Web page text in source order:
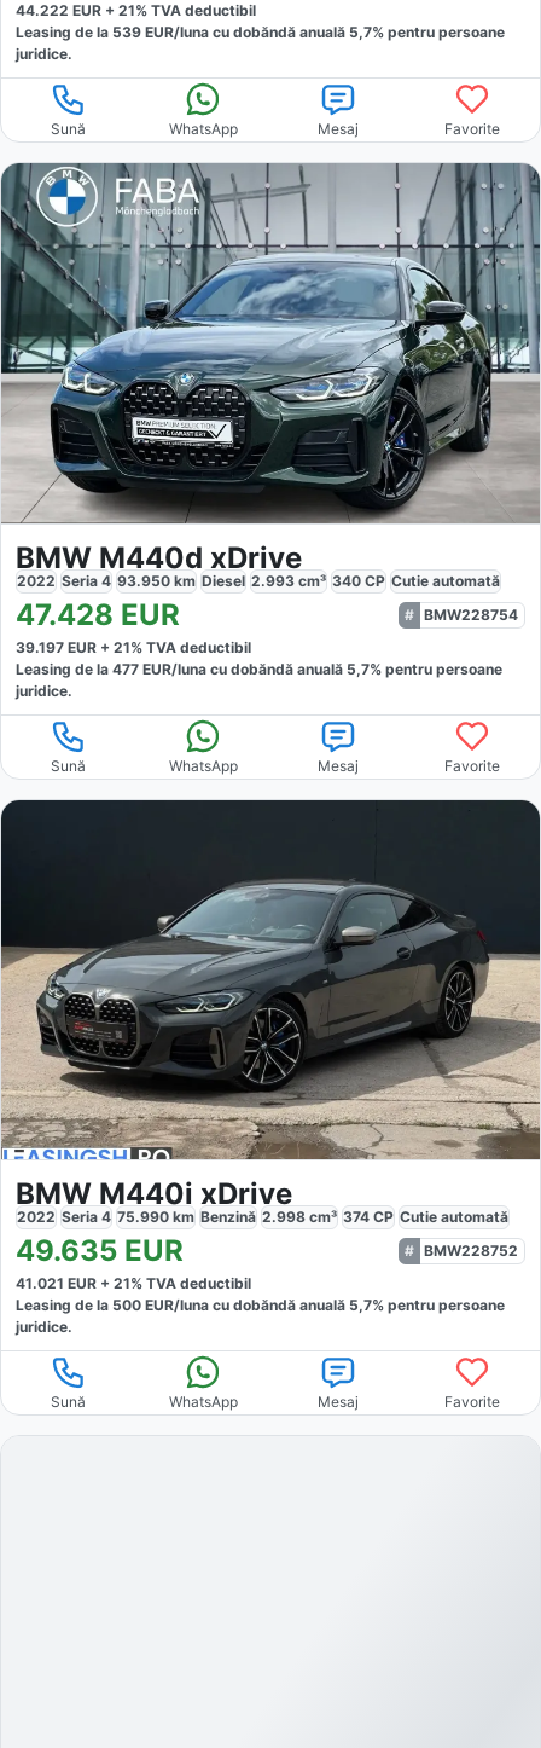
44.222 EUR + 21% TVA deductibil
Leasing de la 539 EUR/luna cu dobăndă anuală 5,7% pentru persoane
juridice.
Sună WhatsApp Mesaj Favorite
BMW M440d xDrive
2022 Seria 4 93.950 km Diesel 2.993 cm³ 340 CP Cutie automată
47.428 EUR
BMW228754
39.197 EUR + 21% TVA deductibil
Leasing de la 477 EUR/luna cu dobăndă anuală 5,7% pentru persoane
juridice.
Sună WhatsApp Mesaj Favorite
BMW M440i xDrive
2022 Seria 4 75.990 km Benzină 2.998 cm³ 374 CP Cutie automată
49.635 EUR
BMW228752
41.021 EUR + 21% TVA deductibil
Leasing de la 500 EUR/luna cu dobăndă anuală 5,7% pentru persoane
juridice.
Sună WhatsApp Mesaj Favorite